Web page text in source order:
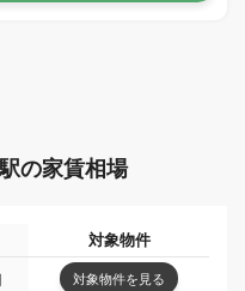
の家賃相場
対象物件
対象物件を見る